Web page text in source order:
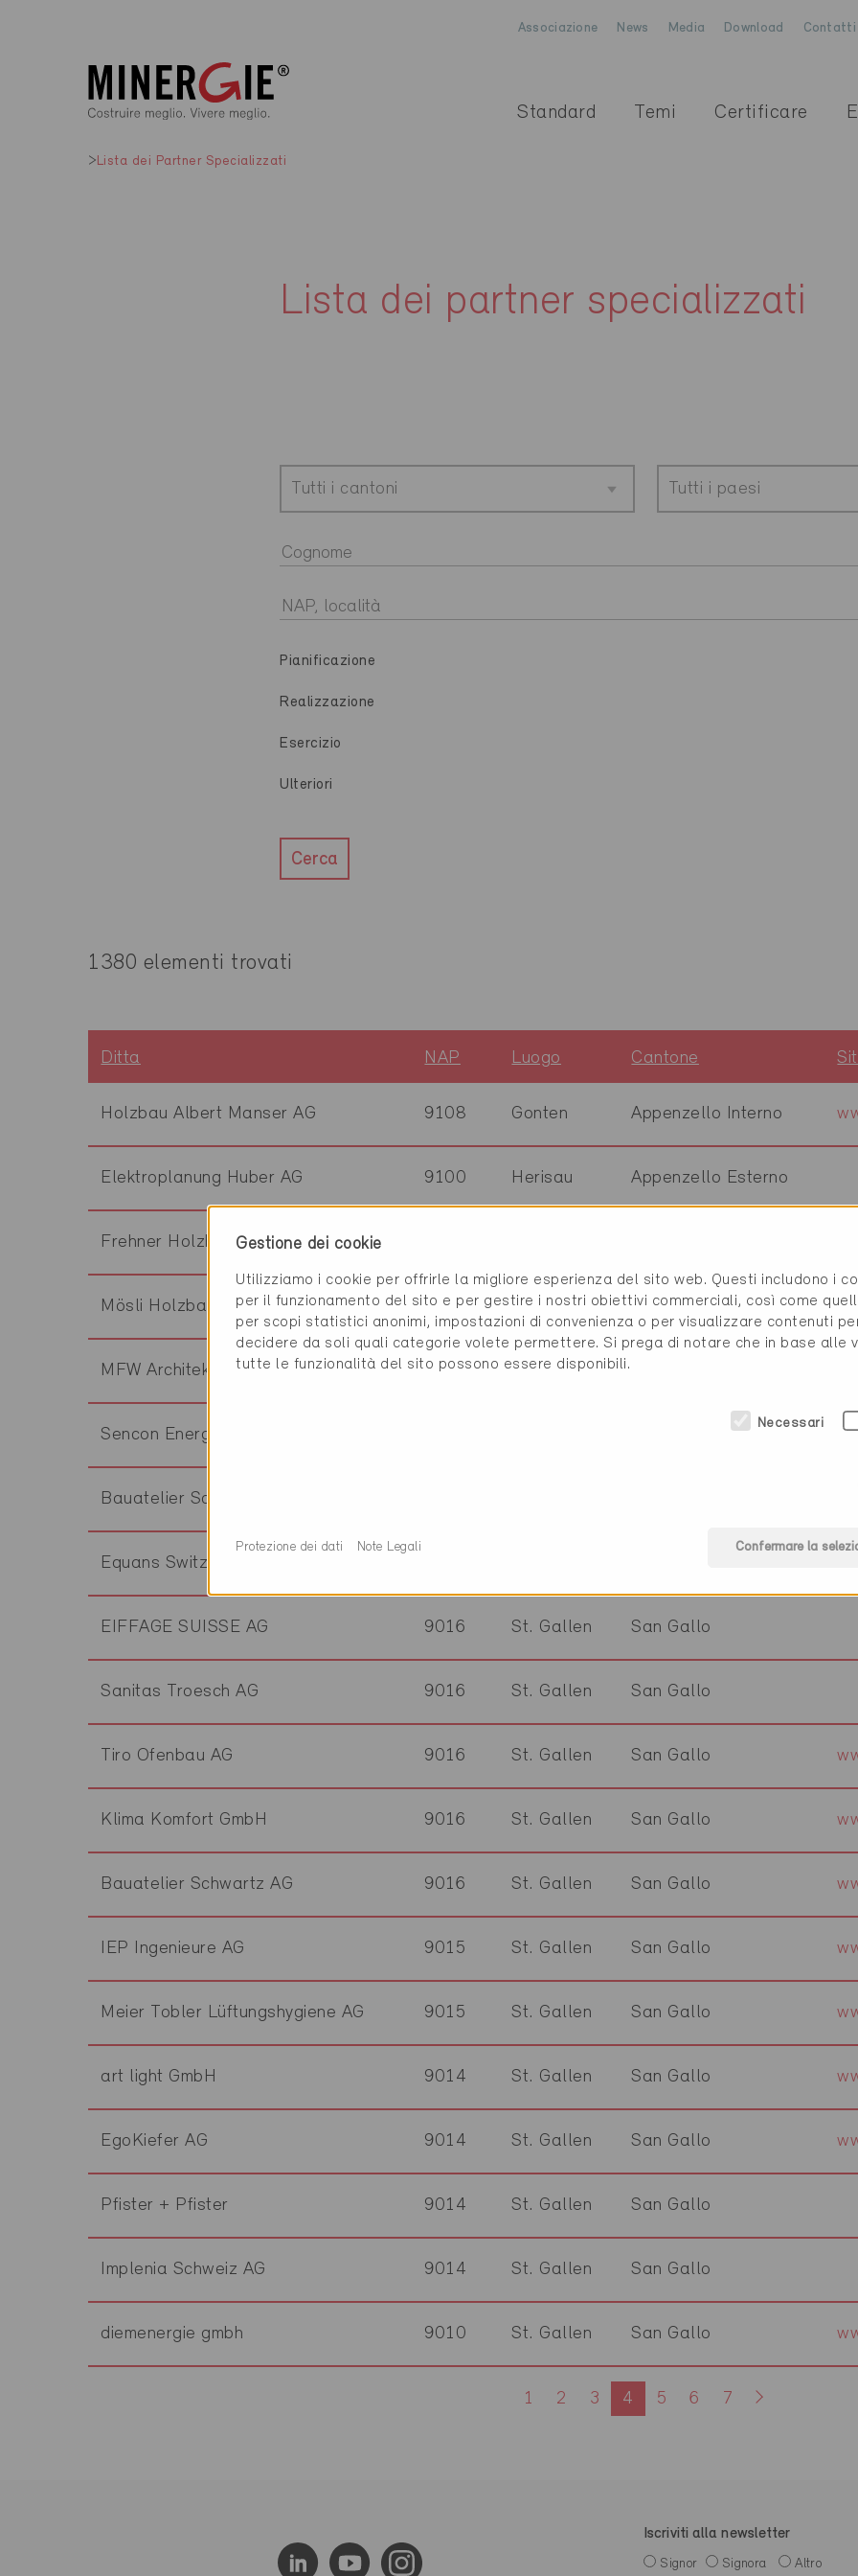
Associazione News Media Download Contatti
Standard Temi Certificare
Lista dei Partner Specializzati
Lista dei partner specializzati
Tutti i cantoni Tutti i paesi
Pianificazione
Realizzazione
Esercizio
Ulteriori
Cerca
1380 elementi trovati
Ditta NAP Luogo Cantone
Holzbau Albert Manser AG 9108 Gonten Appenzello Interno
Elektroplanung Huber AG 9100 Herisau Appenzello Esterno
Frehner Holzbau AG
Mösli Holzbau 9056 Gais Appenzello Esterno
MFW Architekten AG 9050 Appenzell
Sencon Energy GmbH Appenzello Interno
Bauatelier Schwartz AG
Equans Switzerland AG
EIFFAGE SUISSE AG 9016 St. Gallen San Gallo
Sanitas Troesch AG 9016 St. Gallen San Gallo
Tiro Ofenbau AG 9016 St. Gallen San Gallo
Klima Komfort GmbH 9016 St. Gallen San Gallo
Bauatelier Schwartz AG 9016 St. Gallen San Gallo
IEP Ingenieure AG 9015 St. Gallen San Gallo
Meier Tobler Lüftungshygiene AG 9015 St. Gallen San Gallo
art light GmbH 9014 St. Gallen San Gallo
EgoKiefer AG 9014 St. Gallen San Gallo
Pfister + Pfister 9014 St. Gallen San Gallo
Implenia Schweiz AG 9014 St. Gallen San Gallo
diemenergie gmbh 9010 St. Gallen San Gallo
1 2 3 4 5 6 7
Iscriviti alla newsletter
Signor Signora Altro
Gestione dei cookie
Utilizziamo i cookie per offrirle la migliore esperienza del sito web. Questi includono i
per il funzionamento del sito e per gestire i nostri obiettivi commerciali, così come
per scopi statistici anonimi, impostazioni di convenienza o per visualizzare contenuti
decidere da soli quali categorie volete permettere. Si prega di notare che in base alle
tutte le funzionalità del sito possono essere disponibili.
Necessari
Confermare la
Protezione dei dati Note Legali